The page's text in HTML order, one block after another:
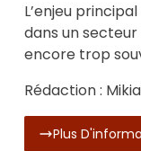
L’enjeu
dans un
encore trop
Rédaction :
Plus